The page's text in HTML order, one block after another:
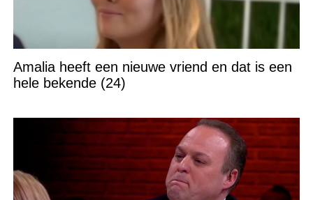
Amalia heeft een nieuwe vriend en dat is een
hele bekende (24)